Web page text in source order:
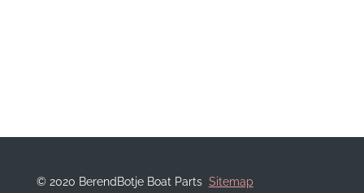
© 2020 BerendBotje Boat Parts Sitemap